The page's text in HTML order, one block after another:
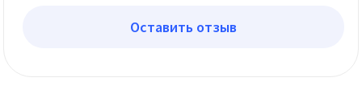
Оставить отзыв